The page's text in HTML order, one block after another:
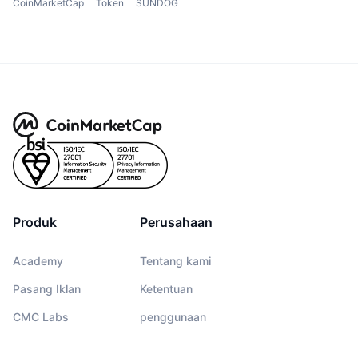
CoinMarketCap Token SUNDOG
Produk
Academy
Pasang Iklan
CMC Labs
Perusahaan
Tentang kami
Ketentuan
penggunaan